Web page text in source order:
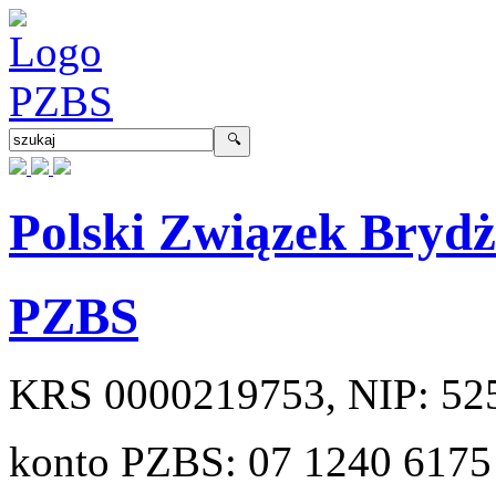
Polski Związek
PZBS
KRS 0000219753, NIP:
konto PZBS: 07 1240